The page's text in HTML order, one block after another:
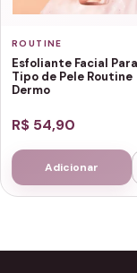
ROUTINE
Esfoliante Facial
Tipo de Pele Routine
Dermo
R$ 54,90
Adicionar